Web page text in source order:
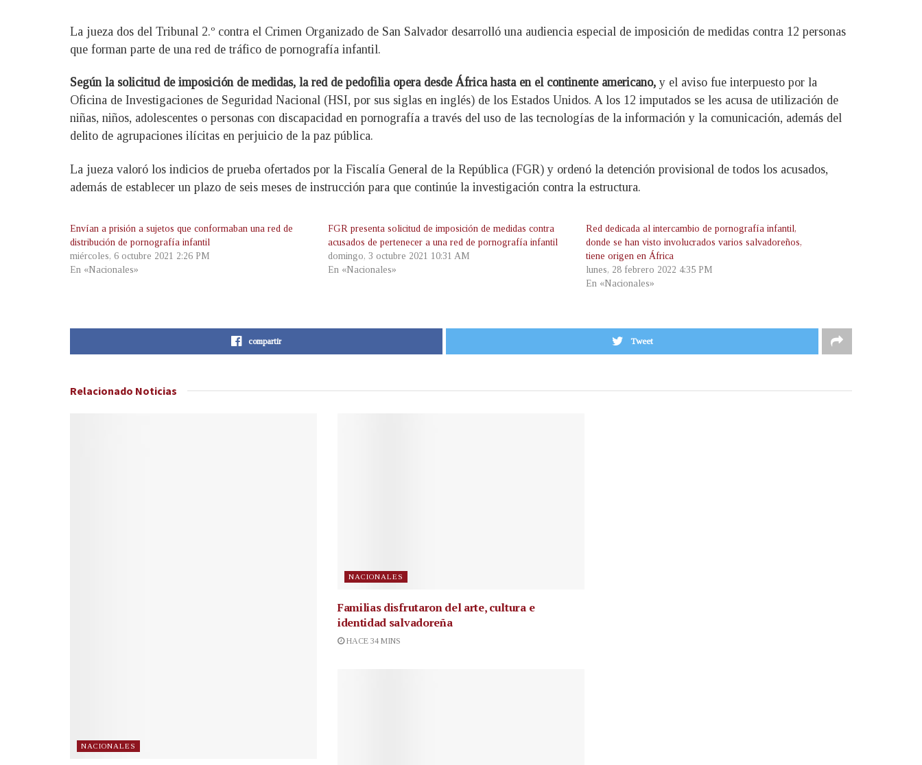
La jueza dos del Tribunal 2.º contra el Crimen Organizado de San Salvador desarrolló una audiencia especial de imposición de medidas contra 12 personas
que forman parte de una red de tráfico de pornografía infantil.
Según la solicitud de imposición de medidas, la red de pedofilia opera desde África hasta en el continente americano, y el aviso fue interpuesto por la
Oficina de Investigaciones de Seguridad Nacional (HSI, por sus siglas en inglés) de los Estados Unidos. A los 12 imputados se les acusa de utilización de
niñas, niños, adolescentes o personas con discapacidad en pornografía a través del uso de las tecnologías de la información y la comunicación, además del
delito de agrupaciones ilícitas en perjuicio de la paz pública.
La jueza valoró los indicios de prueba ofertados por la Fiscalía General de la República (FGR) y ordenó la detención provisional de todos los acusados,
además de establecer un plazo de seis meses de instrucción para que continúe la investigación contra la estructura.
Envían a prisión a sujetos que conformaban una red de
distribución de pornografía infantil
miércoles, 6 octubre 2021 2:26 PM
En «Nacionales»
FGR presenta solicitud de imposición de medidas contra
acusados de pertenecer a una red de pornografía infantil
domingo, 3 octubre 2021 10:31 AM
En «Nacionales»
Red dedicada al intercambio de pornografía infantil,
donde se han visto involucrados varios salvadoreños,
tiene origen en África
lunes, 28 febrero 2022 4:35 PM
En «Nacionales»
compartir Tweet
Relacionado Noticias
NACIONALES
NACIONALES
Familias disfrutaron del arte, cultura e
identidad salvadoreña
HACE 34 MINS